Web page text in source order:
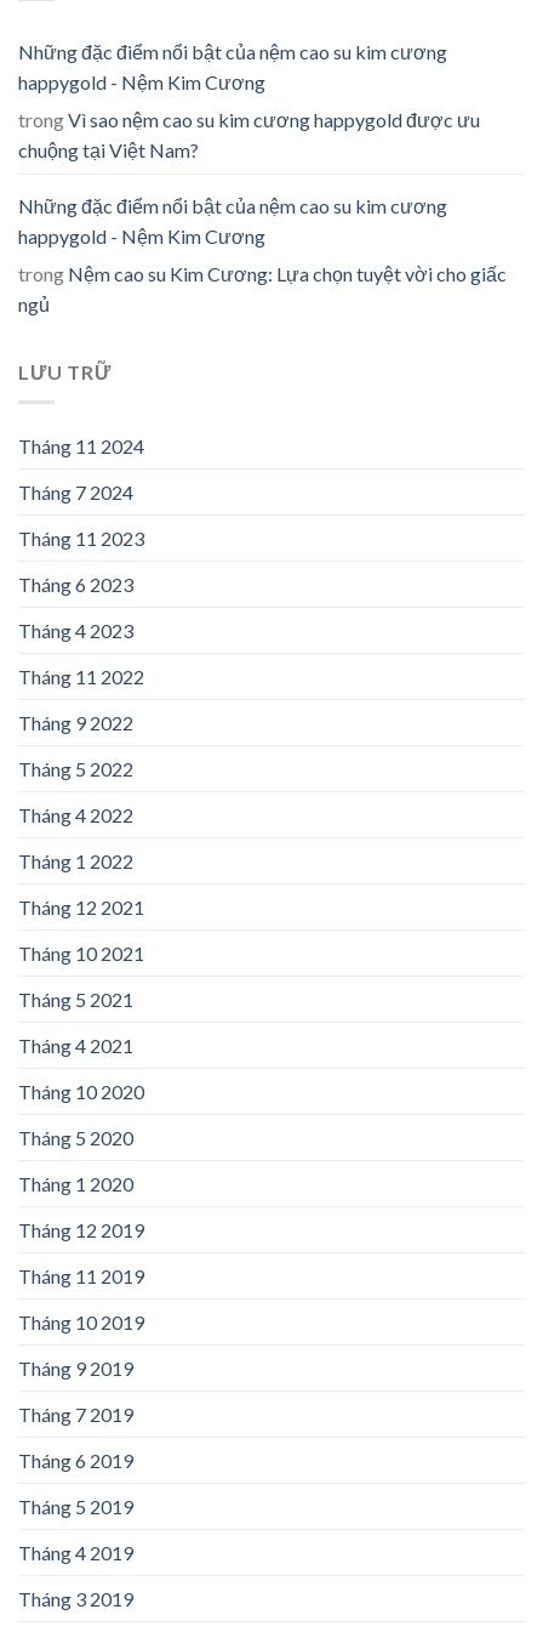
Những đặc điểm nổi bật của nệm cao su kim cương
happygold - Nệm Kim Cương
trongVì sao nệm cao su kim cương happygold được ưu
chuộng tại Việt Nam?
Những đặc điểm nổi bật của nệm cao su kim cương
happygold - Nệm Kim Cương
trong Nệm cao su Kim Cương: Lựa chọn tuyệt vời cho giấc
ngủ
LƯU TRỮ
Tháng 11 2024
Tháng 7 2024
Tháng 11 2023
Tháng 6 2023
Tháng 4 2023
Tháng 11 2022
Tháng 9 2022
Tháng 5 2022
Tháng 4 2022
Tháng 1 2022
Tháng 12 2021
Tháng 10 2021
Tháng 5 2021
Tháng 4 2021
Tháng 10 2020
Tháng 5 2020
Tháng 1 2020
Tháng 12 2019
Tháng 11 2019
Tháng 10 2019
Tháng 9 2019
Tháng 7 2019
Tháng 6 2019
Tháng 5 2019
Tháng 4 2019
Tháng 3 2019